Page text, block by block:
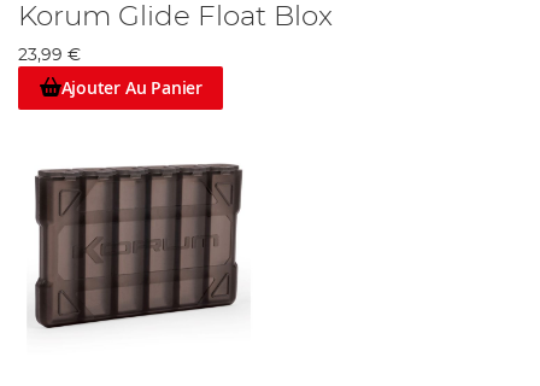
Korum Glide Float Blox
23,99 €
Ajouter Au Panier